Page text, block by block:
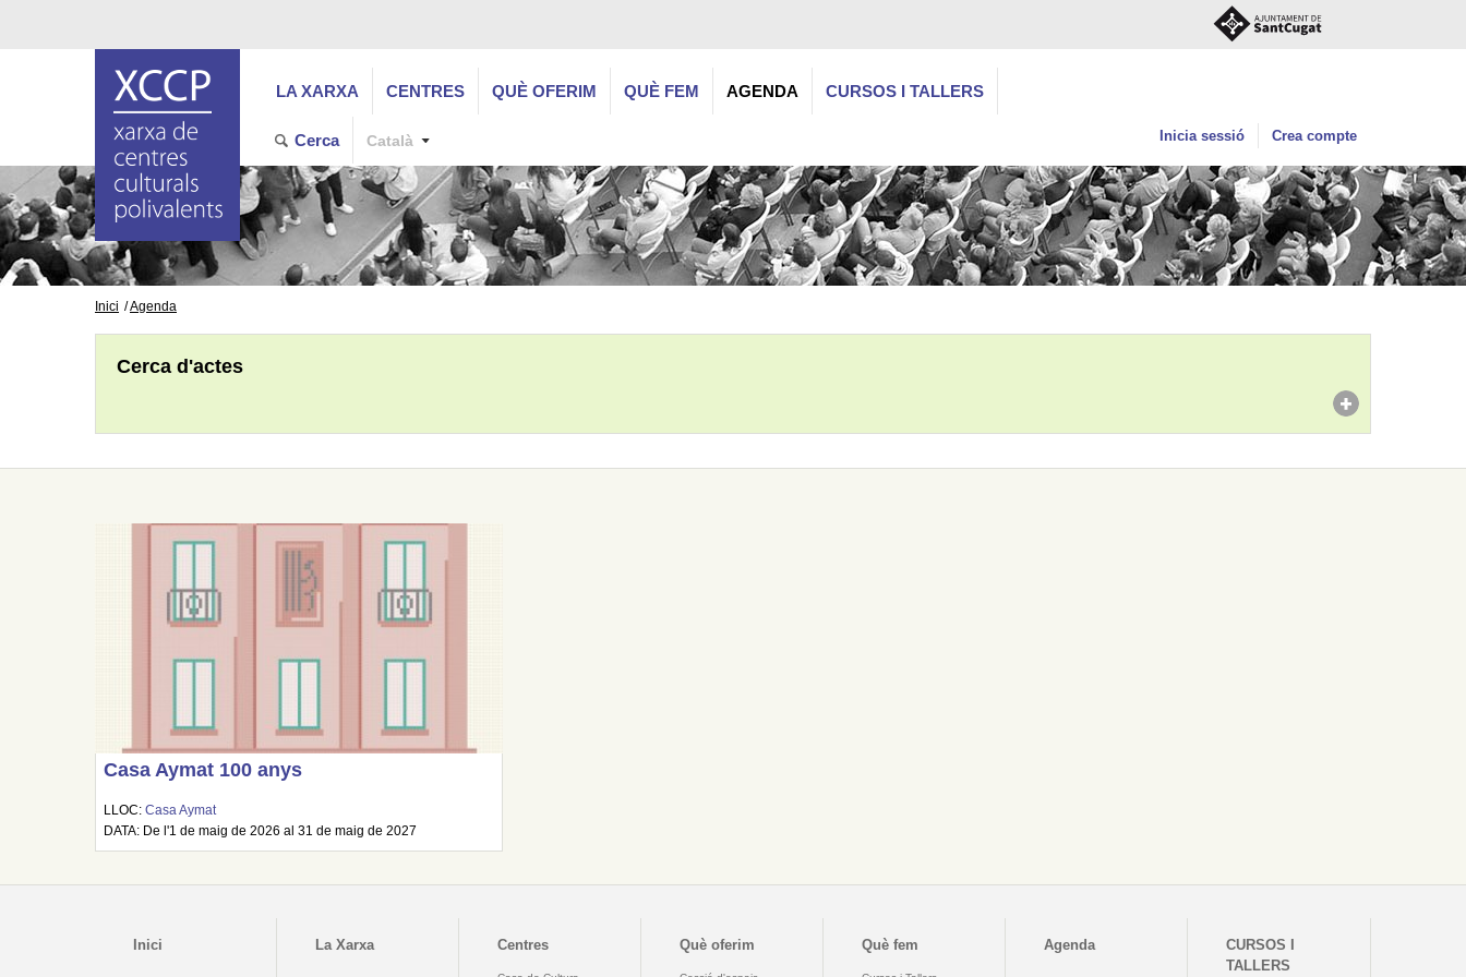
LA XARXA CENTRES QUÈ OFERIM QUÈ FEM AGENDA CURSOS I TALLERS
Cerca Català Inicia sessió Crea compte
Inici Agenda
Cerca d'actes
Casa Aymat 100 anys
LLOC:Casa Aymat
DATA: De l'1 de maig de 2026 al 31 de maig de 2027
Inici La Xarxa Centres Què oferim Què fem Agenda
CURSOS I
TALLERS